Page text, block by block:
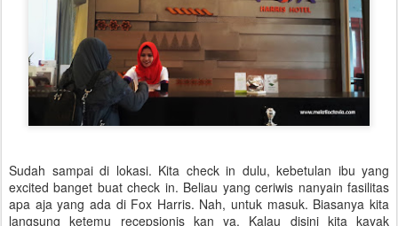
Sudah sampai di lokasi. Kita check in dulu, kebetulan ibu yang
excited banget buat check in. Beliau yang ceriwis nanyain fasilitas
apa aja yang ada di Fox Harris. Nah, untuk masuk. Biasanya kita
langsung ketemu recepsionis kan ya. Kalau disini kita kayak